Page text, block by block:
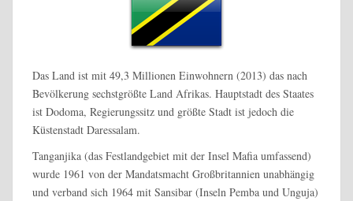
Das Land ist mit 49,3 Millionen Einwohnern (2013) das nach
Bevölkerung sechstgrößte Land Afrikas. Hauptstadt des Staates
ist Dodoma, Regierungssitz und größte Stadt ist jedoch die
Küstenstadt Daressalam.
Tanganjika (das Festlandgebiet mit der Insel Mafia umfassend)
wurde 1961 von der Mandatsmacht Großbritannien unabhängig
und verband sich 1964 mit Sansibar (Inseln Pemba und Unguja)